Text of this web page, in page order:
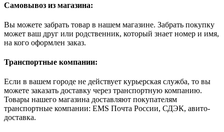
Самовывоз из магазина:
Вы можете забрать товар в нашем магазине. Забрать покупку
может ваш друг или родственник, который знает номер и имя,
на кого оформлен заказ.
Транспортные компании:
Если в вашем городе не действует курьерская служба, то вы
можете заказать доставку через транспортную компанию.
Товары нашего магазина доставляют покупателям
транспортные компании: EMS Почта России, СДЭК, авито-
доставка.